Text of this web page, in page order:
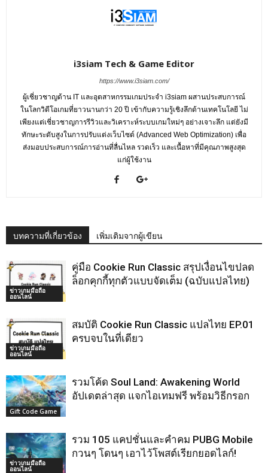
i3siam Tech & Game Editor
https://www.i3siam.com/
ผู้เชี่ยวชาญด้าน IT และอุตสาหกรรมเกมประจำ i3siam ผสานประสบการณ์
ในโลกวิดีโอเกมที่ยาวนานกว่า 20 ปี เข้ากับความรู้เชิงลึกด้านเทคโนโลยี ไม่
เพียงแต่เชี่ยวชาญการรีวิวและวิเคราะห์ระบบเกมใหม่ๆ อย่างเจาะลึก แต่ยังมี
ทักษะระดับสูงในการปรับแต่งเว็บไซต์ (Advanced Web Optimization) เพื่อ
ส่งมอบประสบการณ์การอ่านที่ลื่นไหล รวดเร็ว และเนื้อหาที่มีคุณภาพสูงสุด
แก่ผู้ใช้งาน
บทความที่เกี่ยวข้อง เพิ่มเติมจากผู้เขียน
ข่าวเกมมือถือ
ออนไลน์
คู่มือ Cookie Run Classic สรุปเงื่อนไขปลด
ล็อกคุกกี้ทุกตัวแบบจัดเต็ม (ฉบับแปลไทย)
ข่าวเกมมือถือ
ออนไลน์
สมบัติ Cookie Run Classic แปลไทย EP.01
ครบจบในที่เดียว
Gift Code Game
รวมโค้ด Soul Land: Awakening World
อัปเดตล่าสุด แจกไอเทมฟรี พร้อมวิธีกรอก
ข่าวเกมมือถือ
ออนไลน์
รวม 105 แคปชั่นและคำคม PUBG Mobile
กวนๆ โดนๆ เอาไว้โพสต์เรียกยอดไลก์!